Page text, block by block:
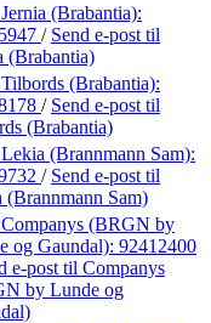
(Brabantia):
/ Send e-post til
(Brabantia)
(Brabantia):
/ Send e-post til
(Brabantia)
(Brannmann Sam):
/ Send e-post til
(Brannmann Sam)
(BRGN by
og Gaundal): 92412400
e-post til Companys
by Lunde og